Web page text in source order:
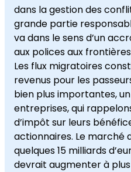
dans la gestion des
grande partie
va dans le sens d’un
aux polices aux
Les flux migratoires
revenus pour les
bien plus importantes,
entreprises, qui
d’impôt sur leurs
actionnaires. Le marché
quelques 15 milliards
devrait augmenter à plus